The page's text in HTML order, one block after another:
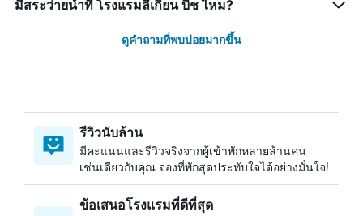
มีสระว่ายน้ำที่ โรงแรมลีเกียน บีช ไหม?
ดูคำถามที่พบบ่อยมากขึ้น
รีวิวนับล้าน
มีคะแนนและรีวิวจริงจากผู้เข้าพักหลายล้านคน
เช่นเดียวกับคุณ จองที่พักสุดประทับใจได้อย่างมั่นใจ!
ข้อเสนอโรงแรมที่ดีที่สุด